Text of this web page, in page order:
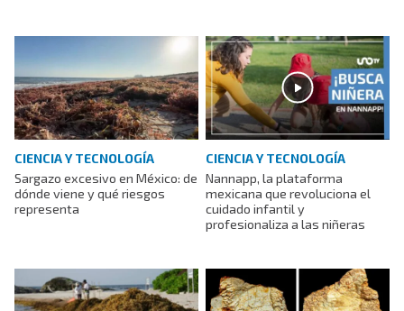
CIENCIA Y TECNOLOGÍA
Sargazo excesivo en México: de
dónde viene y qué riesgos
representa
CIENCIA Y TECNOLOGÍA
Nannapp, la plataforma
mexicana que revoluciona el
cuidado infantil y
profesionaliza a las niñeras